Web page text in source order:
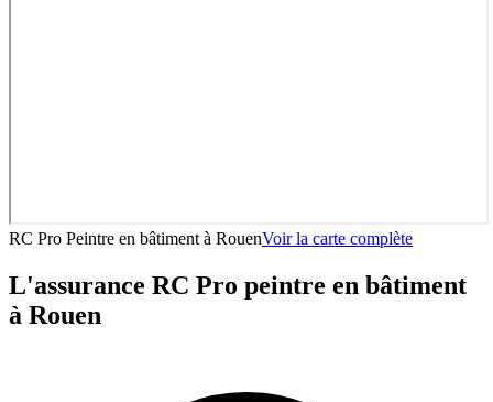
RC Pro Peintre en bâtiment à RouenVoir la carte complète
L'assurance RC Pro peintre en bâtiment
à Rouen